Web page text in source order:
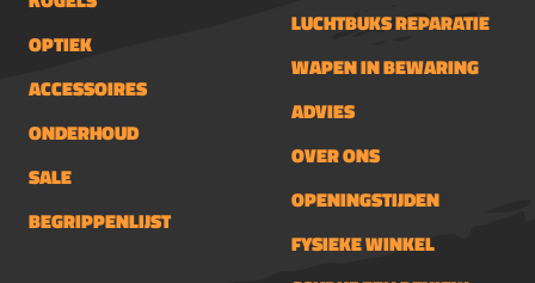
OPTIEK
ACCESSOIRES
ONDERHOUD
SALE
BEGRIPPENLIJST
LUCHTBUKS REPARATIE
WAPEN IN BEWARING
ADVIES
OVER ONS
OPENINGSTIJDEN
FYSIEKE WINKEL